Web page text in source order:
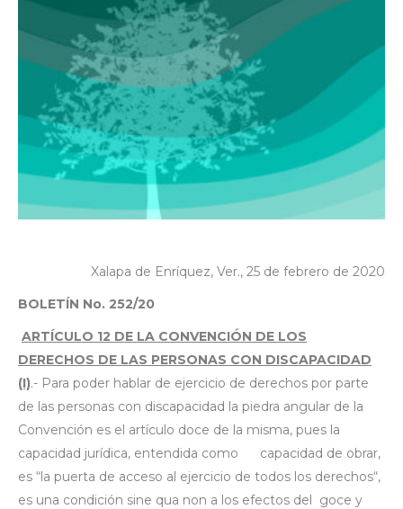
Xalapa de Enríquez, Ver., 25 de febrero de 2020
BOLETÍN No. 252/20
ARTÍCULO 12 DE LA CONVENCIÓN DE LOS
DERECHOS DE LAS PERSONAS CON DISCAPACIDAD
(I).- Para poder hablar de ejercicio de derechos por parte
de las personas con discapacidad la piedra angular de la
Convención es el artículo doce de la misma, pues la
capacidad jurídica, entendida como capacidad de obrar,
es “la puerta de acceso al ejercicio de todos los derechos“,
es una condición sine qua non a los efectos del goce y